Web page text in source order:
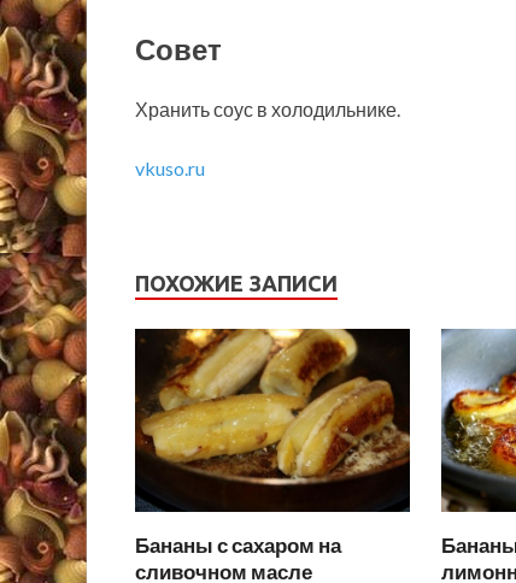
Совет
Хранить соус в холодильнике.
vkuso.ru
ПОХОЖИЕ ЗАПИСИ
Бананы с сахаром на
сливочном масле